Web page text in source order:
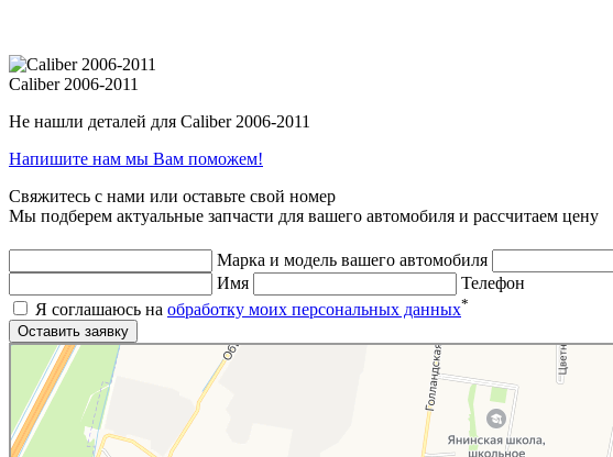
Caliber 2006-2011
Не нашли деталей для Caliber 2006-2011
Напишите нам мы Вам поможем!
Свяжитесь с нами или оставьте свой номер
Мы подберем актуальные запчасти для вашего автомобиля и рассчитаем цену
Марка и модель вашего автомобиля
Имя
Телефон
Я соглашаюсь на обработку моих персональных данных*
Яндекс.Карты
Яндекс.Карты — поиск мест и адресов, городской транспорт